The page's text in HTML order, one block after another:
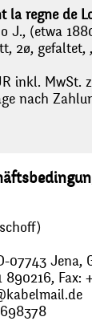
la regne de
J., (etwa
2ø, gefaltet,
inkl. MwSt.
nach
07743 Jena,
890216, Fax: